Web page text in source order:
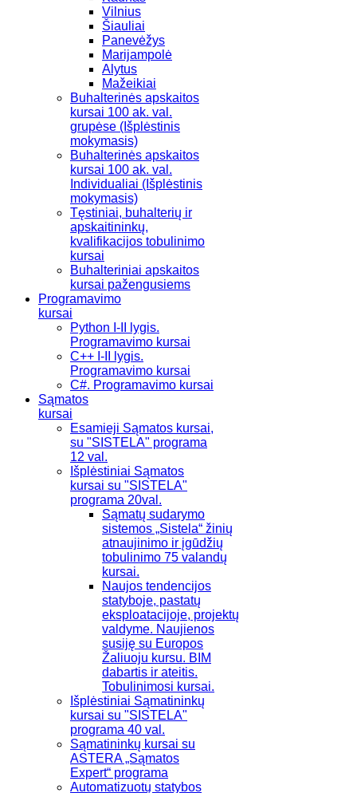
Vilnius
Šiauliai
Panevėžys
Marijampolė
Alytus
Mažeikiai
Buhalterinės apskaitos
kursai 100 ak. val.
grupėse (Išplėstinis
mokymasis)
Buhalterinės apskaitos
kursai 100 ak. val.
Individualiai (Išplėstinis
mokymasis)
Tęstiniai, buhalterių ir
apskaitininkų,
kvalifikacijos tobulinimo
kursai
Buhalteriniai apskaitos
kursai pažengusiems
Programavimo
kursai
Python I-II lygis.
Programavimo kursai
C++ I-II lygis.
Programavimo kursai
C#. Programavimo kursai
Sąmatos
kursai
Esamieji Sąmatos kursai,
su "SISTELA" programa
12 val.
Išplėstiniai Sąmatos
kursai su "SISTELA"
programa 20val.
Sąmatų sudarymo
sistemos „Sistela“ žinių
atnaujinimo ir įgūdžių
tobulinimo 75 valandų
kursai.
Naujos tendencijos
statyboje, pastatų
eksploatacijoje, projektų
valdyme. Naujienos
susiję su Europos
Žaliuoju kursu. BIM
dabartis ir ateitis.
Tobulinimosi kursai.
Išplėstiniai Sąmatininkų
kursai su "SISTELA"
programa 40 val.
Sąmatininkų kursai su
ASTERA „Sąmatos
Expert“ programa
Automatizuotų statybos